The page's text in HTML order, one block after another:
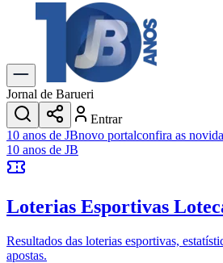
Explore Tudo
Últimas Notícias
Previsão do Tempo
Trânsito e Rotas
Dia a Dia & Lazer
Transportes
Gastronomia
Cinema & Shows
JogosNovo
Anuncie no Portal
Cadastrar Empresa
Divulgar Vagas
Publicidade Legal
Jornal de Barueri
Entrar
10 anos de JBnovo portalconfira as
10 anos de JB
Loterias Esportivas
Resultados das loterias esportivas,
apostas.